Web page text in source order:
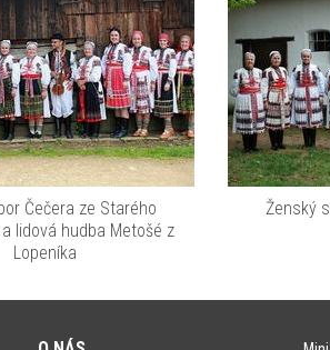
Čečera ze Starého
lidová hudba Metošé z
Lopeníka
Ženský